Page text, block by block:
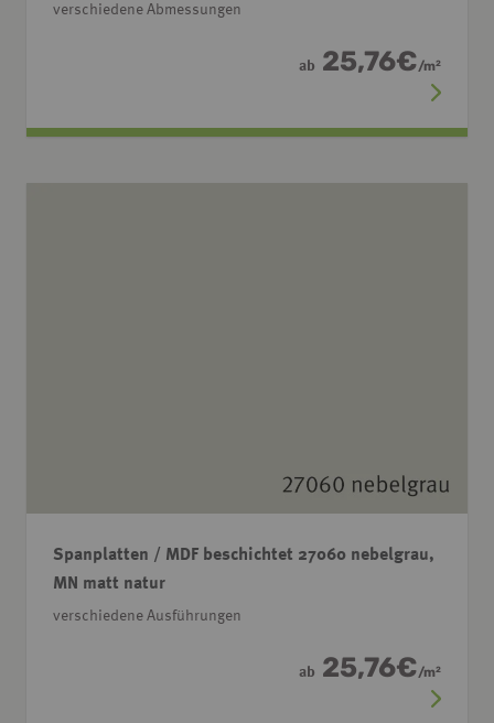
verschiedene Abmessungen
ab 25,76€/m2
Spanplatten / MDF beschichtet 27060 nebelgrau,
MN matt natur
verschiedene Ausführungen
ab 25,76€/m2